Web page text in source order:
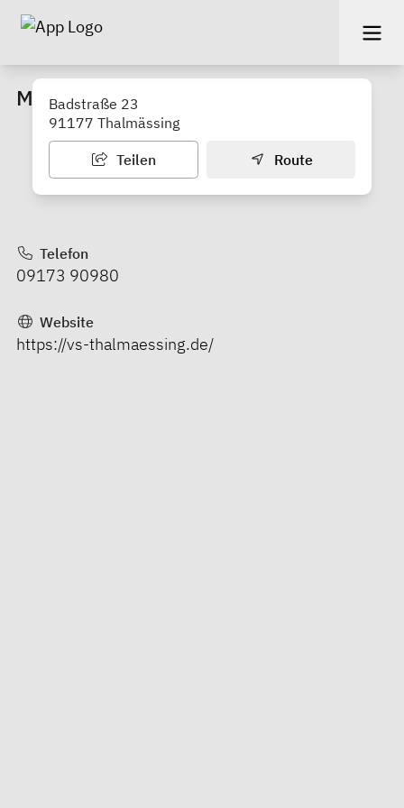
Mittelschule Thalmässing
Badstraße 23
91177 Thalmässing
Teilen Route
Telefon
09173 90980
Website
https://vs-thalmaessing.de/